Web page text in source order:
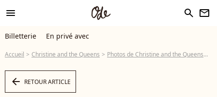
menu search newsletter
Billetterie En privé avec
Accueil Christine and the Queens Photos de Christine and the Queens
arrow_left RETOUR ARTICLE